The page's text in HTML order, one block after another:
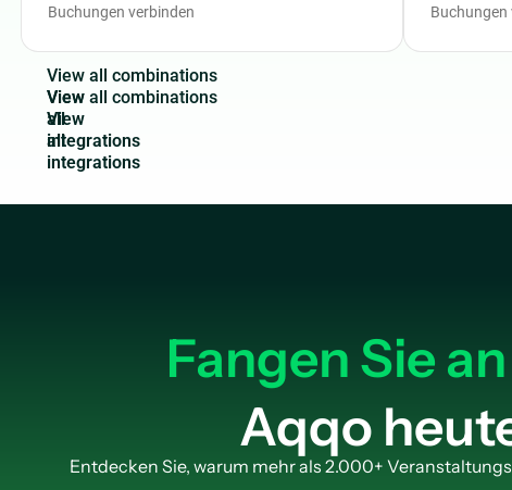
Buchungen verbinden
Buchungen
View all combinations
View
all
integrations
Fangen Sie an
Aqqo
Entdecken Sie, warum mehr als 2.000+